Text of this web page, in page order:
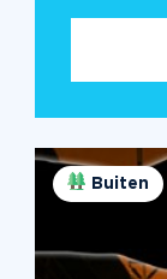
Buiten